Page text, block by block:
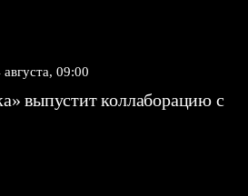
августа, 09:00
выпустит коллаборацию с